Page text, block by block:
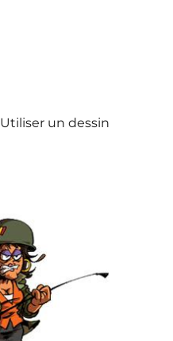
Utiliser un dessin